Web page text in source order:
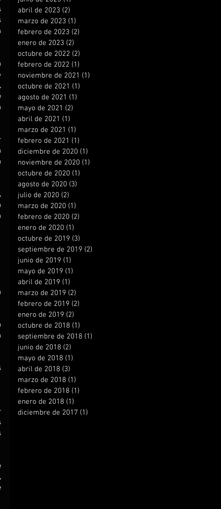
abril de 2023 (2)
marzo de 2023 (1)
febrero de 2023 (2)
enero de 2023 (2)
octubre de 2022 (2)
febrero de 2022 (1)
noviembre de 2021 (1)
octubre de 2021 (1)
agosto de 2021 (1)
mayo de 2021 (2)
abril de 2021 (1)
marzo de 2021 (1)
febrero de 2021 (1)
diciembre de 2020 (1)
noviembre de 2020 (1)
octubre de 2020 (1)
agosto de 2020 (3)
julio de 2020 (2)
marzo de 2020 (1)
febrero de 2020 (2)
enero de 2020 (1)
octubre de 2019 (3)
septiembre de 2019 (2)
junio de 2019 (1)
mayo de 2019 (1)
abril de 2019 (1)
marzo de 2019 (2)
febrero de 2019 (2)
enero de 2019 (2)
octubre de 2018 (1)
septiembre de 2018 (1)
junio de 2018 (2)
mayo de 2018 (1)
abril de 2018 (3)
marzo de 2018 (1)
febrero de 2018 (1)
enero de 2018 (1)
diciembre de 2017 (1)